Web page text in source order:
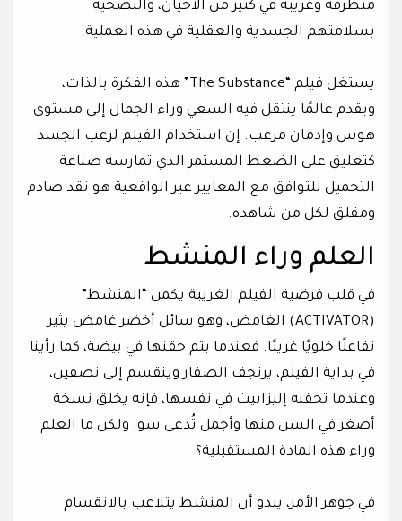
متطرفة وغريبة في كثير من الأحيان، والتضحية
بسلامتهم الجسدية والعقلية في هذه العملية.
يستغل فيلم “The Substance” هذه الفكرة بالذات،
ويقدم عالمًا ينتقل فيه السعي وراء الجمال إلى مستوى
هوس وإدمان مرعب. إن استخدام الفيلم لرعب الجسد
كتعليق على الضغط المستمر الذي تمارسه صناعة
التجميل للتوافق مع المعايير غير الواقعية هو نقد صادم
ومقلق لكل من شاهده.
العلم وراء المنشط
في قلب فرضية الفيلم الغريبة يكمن “المنشط”
(ACTIVATOR) الغامض، وهو سائل أخضر غامض يثير
تفاعلًا خلويًا غريبًا. فعندما يتم حقنها في بيضة، كما رأينا
في بداية الفيلم، يرتجف الصفار وينقسم إلى نصفين،
وعندما تحقنه إليزابيث في نفسها، فإنه يخلق نسخة
أصغر في السن منها وأجمل تُدعى سو. ولكن ما العلم
وراء هذه المادة المستقبلية؟
في جوهر الأمر، يبدو أن المنشط يتلاعب بالانقسام